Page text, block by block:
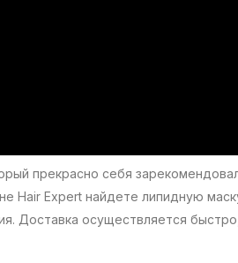
прекрасно себя
Hair Expert найдете липидную
Доставка осуществляется